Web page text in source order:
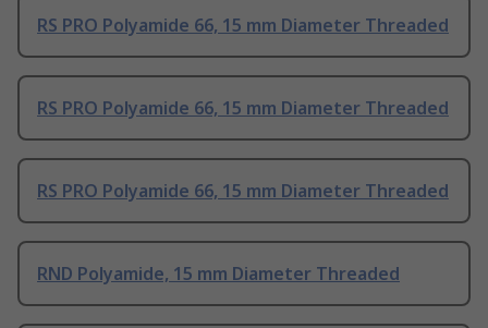
RS PRO Polyamide 66, 15 mm Diameter Threaded
RS PRO Polyamide 66, 15 mm Diameter Threaded
RS PRO Polyamide 66, 15 mm Diameter Threaded
RND Polyamide, 15 mm Diameter Threaded